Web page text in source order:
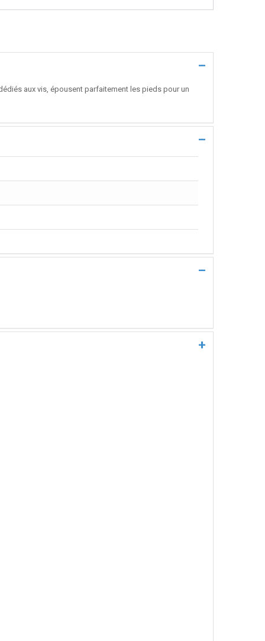
aux vis, épousent parfaitement les pieds pour un